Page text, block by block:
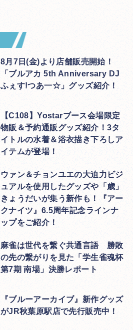
8月7日(金)より店舗販売開始！
「ブルアカ 5th Anniversary DJ
ふぇす!つあ一☆」グッズ紹介！
【C108】Yostarブース会場限定
物販＆予約通販グッズ紹介！3タ
イトルの水着＆浴衣描き下ろしア
イテムが登場！
ウァン＆チョンユエの大迫力ビジ
ュアルを使用したグッズや「歳」
きょうだいが集う新作も！『アー
クナイツ』6.5周年記念ラインナ
ップをご紹介！
麻雀は世代を繋ぐ共通言語 勝敗
の先の繋がりを見た「学生雀魂杯
第7期 南場」決勝レポート
『ブルーアーカイブ』新作グッズ
がJR秋葉原駅店で先行販売中！